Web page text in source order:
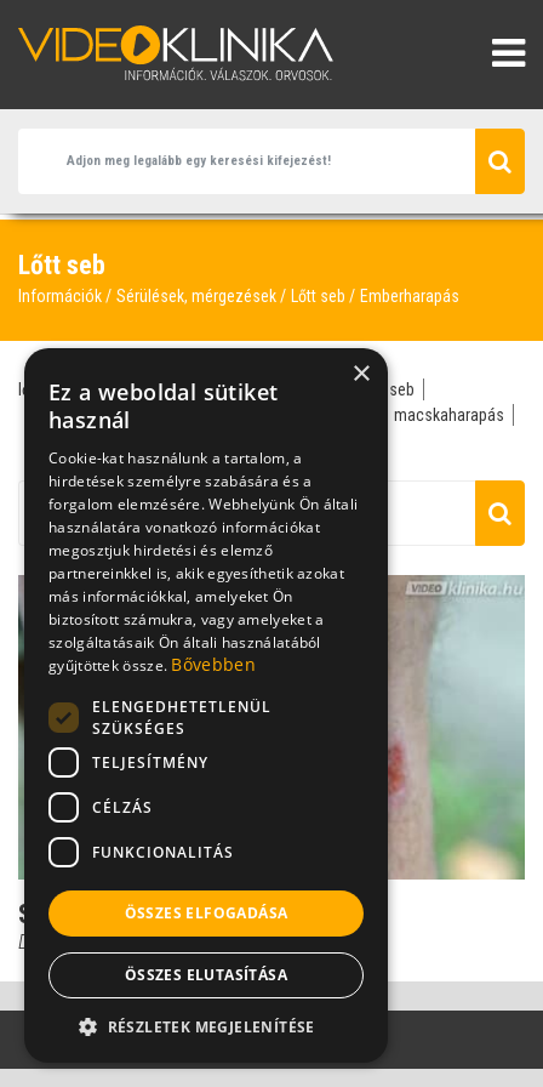
Lőtt seb
Információk Sérülések, mérgezések Lőtt seb Emberharapás
lőtt seb traumatológus emberharapás
fertőzött seb
harapott seb
macskaharapás
Sebek, sérülések felismerése
Dr. Gulyás Károly
×
Ez a weboldal sütiket
használ
Cookie-kat használunk a tartalom, a
hirdetések személyre szabására és a
forgalom elemzésére. Webhelyünk Ön általi
használatára vonatkozó információkat
megosztjuk hirdetési és elemző
partnereinkkel is, akik egyesíthetik azokat
más információkkal, amelyeket Ön
biztosított számukra, vagy amelyeket a
szolgáltatásaik Ön általi használatából
gyűjtöttek össze. Bővebben
ELENGEDHETETLENÜL
SZÜKSÉGES
TELJESÍTMÉNY
CÉLZÁS
FUNKCIONALITÁS
ÖSSZES ELFOGADÁSA
ÖSSZES ELUTASÍTÁSA
RÉSZLETEK MEGJELENÍTÉSE